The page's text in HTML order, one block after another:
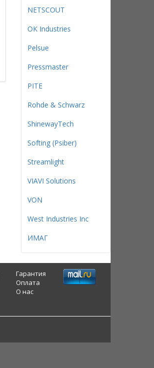
отвертка (Cr-
PH0x125 мм)
NETSCOUT
OK Industries
Pelsue
Pressmaster
PITE
Rohde & Schwarz
ShinewayTech
Softing (Psiber)
Streamlight
VIAVI Solutions
VON
West Industries Inc
ИМАГ
Гарантия
Оплата
О нас